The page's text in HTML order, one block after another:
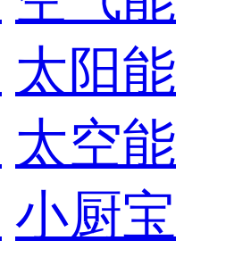
太阳能
太空能
小厨宝